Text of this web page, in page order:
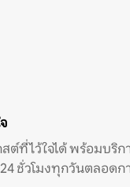
ต์ที่ไว้ใจได้ พร้อมบริก
ชั่วโมงทุกวันตลอดก